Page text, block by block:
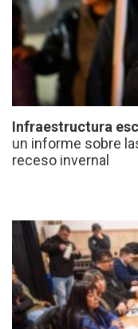
Infraestructura
un informe sobre
receso invernal